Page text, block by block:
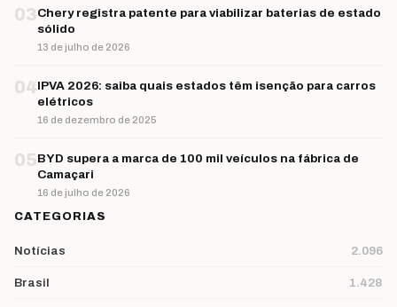
03Chery registra patente para viabilizar baterias de estado
sólido
13 de julho de 2026
04IPVA 2026: saiba quais estados têm isenção para carros
elétricos
16 de dezembro de 2025
05BYD supera a marca de 100 mil veículos na fábrica de
Camaçari
16 de julho de 2026
CATEGORIAS
Notícias 2.096
Brasil 1.428